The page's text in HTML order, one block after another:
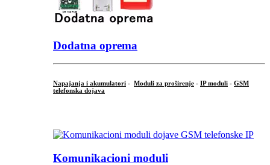
Dodatna oprema
Napajanja i akumulatori - Moduli za proširenje - IP moduli - GSM
telefonska dojava
Komunikacioni moduli